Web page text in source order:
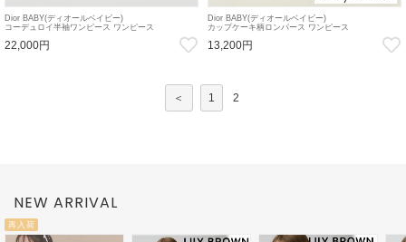
Dior BABY(ディオールベイビー)
コーデュロイ半袖ワンピース ワンピース
22,000円
Dior BABY(ディオールベイビー)
カップケーキ柄ロンパース ワンピース
13,200円
＜ 1 2
NEW ARRIVAL
再入荷